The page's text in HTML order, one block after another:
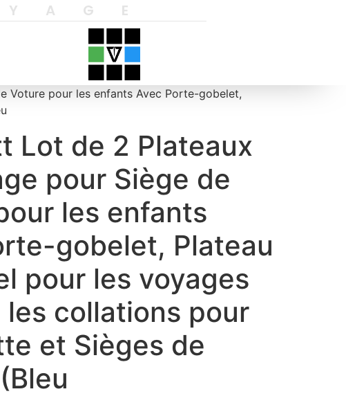
Voture pour les enfants Avec Porte-gobelet,
Lot de 2 Plateaux
pour Siège de
les enfants
gobelet, Plateau
pour les voyages
les collations pour
et Sièges de